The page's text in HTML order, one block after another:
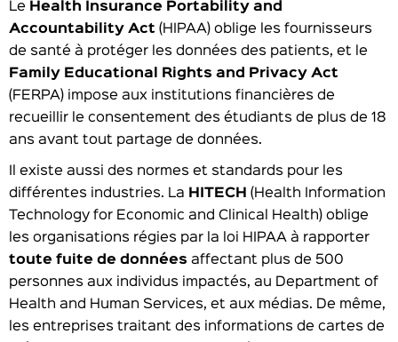
Le Health Insurance Portability and
Accountability Act (HIPAA) oblige les fournisseurs
de santé à protéger les données des patients, et le
Family Educational Rights and Privacy Act
(FERPA) impose aux institutions financières de
recueillir le consentement des étudiants de plus de 18
ans avant tout partage de données.
Il existe aussi des normes et standards pour les
différentes industries. La HITECH (Health Information
Technology for Economic and Clinical Health) oblige
les organisations régies par la loi HIPAA à rapporter
toute fuite de données affectant plus de 500
personnes aux individus impactés, au Department of
Health and Human Services, et aux médias. De même,
les entreprises traitant des informations de cartes de